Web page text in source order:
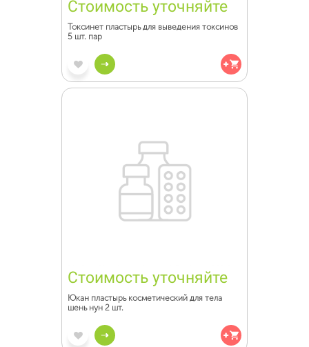
Стоимость уточняйте
Токсинет пластырь для выведения токсинов
5 шт. пар
Стоимость уточняйте
Юкан пластырь косметический для тела
шень нун 2 шт.